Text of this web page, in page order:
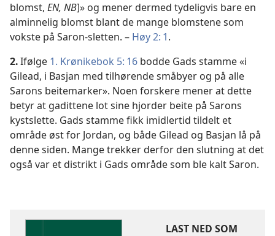
blomst, EN, NB]» og mener dermed tydeligvis bare en
alminnelig blomst blant de mange blomstene som
vokste på Saron-sletten. – Høy 2: 1.
2.Ifølge 1. Krønikebok 5: 16 bodde Gads stamme «i
Gilead, i Basjan med tilhørende småbyer og på alle
Sarons beitemarker». Noen forskere mener at dette
betyr at gadittene lot sine hjorder beite på Sarons
kystslette. Gads stamme fikk imidlertid tildelt et
område øst for Jordan, og både Gilead og Basjan lå på
denne siden. Mange trekker derfor den slutning at det
også var et distrikt i Gads område som ble kalt Saron.
LAST NED SOM